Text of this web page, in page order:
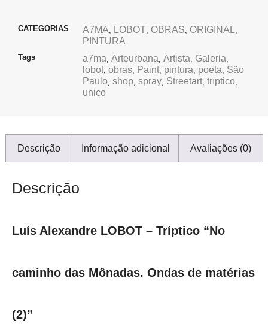
CATEGORIAS A7MA, LOBOT, OBRAS, ORIGINAL,
PINTURA
Tags a7ma, Arteurbana, Artista, Galeria,
lobot, obras, Paint, pintura, poeta, São
Paulo, shop, spray, Streetart, tríptico,
unico
Descrição Informação adicional Avaliações (0)
Descrição
Luís Alexandre LOBOT – Tríptico “No
caminho das Mônadas. Ondas de matérias
(2)”